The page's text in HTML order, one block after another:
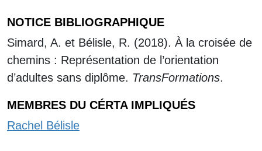
NOTICE BIBLIOGRAPHIQUE
Simard, A. et Bélisle, R. (2018). À la croisée de
chemins : Représentation de l’orientation
d’adultes sans diplôme. TransFormations.
MEMBRES DU CÉRTA IMPLIQUÉS
Rachel Bélisle